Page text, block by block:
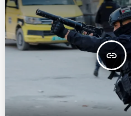
insert_link